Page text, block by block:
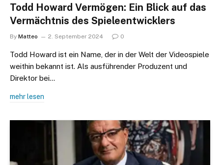
Todd Howard Vermögen: Ein Blick auf das
Vermächtnis des Spieleentwicklers
By Matteo 2. September 2024 0
Todd Howard ist ein Name, der in der Welt der Videospiele
weithin bekannt ist. Als ausführender Produzent und
Direktor bei…
mehr lesen